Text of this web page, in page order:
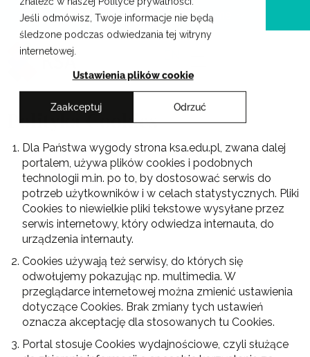
Jeśli odmówisz, Twoje informacje nie będą
śledzone podczas odwiedzania tej witryny
internetowej.
Ustawienia plików cookie
Zaakceptuj Odrzuć
Przejdź
treści
Krakowskie Szkoły Artystyczne
Polityka Cookies
Dla Państwa wygody strona ksa.edu.pl, zwana dalej
portalem, używa plików cookies i podobnych
technologii m.in. po to, by dostosować serwis do
potrzeb użytkowników i w celach statystycznych. Pliki
Cookies to niewielkie pliki tekstowe wysyłane przez
serwis internetowy, który odwiedza internauta, do
urządzenia internauty.
Cookies używają też serwisy, do których się
odwołujemy pokazując np. multimedia. W
przeglądarce internetowej można zmienić ustawienia
dotyczące Cookies. Brak zmiany tych ustawień
oznacza akceptację dla stosowanych tu Cookies.
Portal stosuje Cookies wydajnościowe, czyli służące